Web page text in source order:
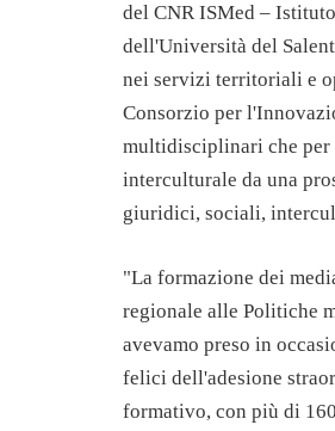
del CNR ISMed –
dell'Università del
nei servizi territoriali e
Consorzio per
multidisciplinari che per
interculturale da una
giuridici, sociali,
"La formazione dei
regionale alle Politiche
avevamo preso in
felici dell'adesione
formativo, con più di